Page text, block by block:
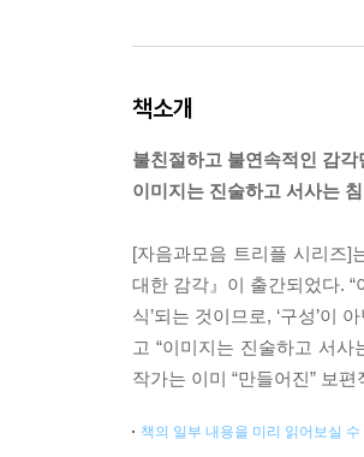
책소개
불친절하고 불연속적인 감
이미지는 진술하고 서사는
[자음과모음 트리플 시리즈]
대한 감각』이 출간되었다. “
식’되는 것이므로, ‘구성’이
고 “이미지는 진술하고 서
작가는 이미 “만들어진” 보
책의 일부 내용을 미리 읽어보실